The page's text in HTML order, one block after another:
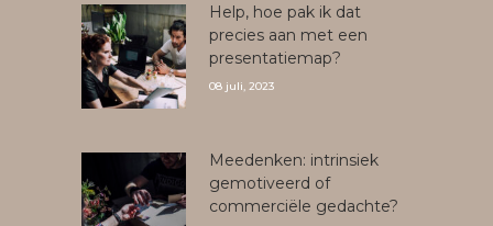
Help, hoe pak ik dat
precies aan met een
presentatiemap?
08 juli, 2023
Meedenken: intrinsiek
gemotiveerd of
commerciële gedachte?